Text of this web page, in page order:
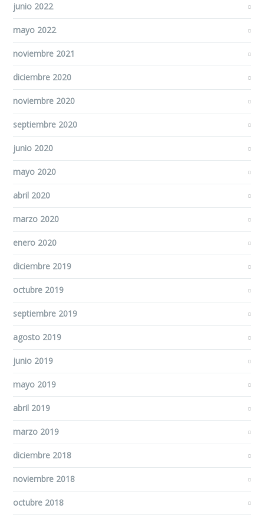
junio 2022
mayo 2022
noviembre 2021
diciembre 2020
noviembre 2020
septiembre 2020
junio 2020
mayo 2020
abril 2020
marzo 2020
enero 2020
diciembre 2019
octubre 2019
septiembre 2019
agosto 2019
junio 2019
mayo 2019
abril 2019
marzo 2019
diciembre 2018
noviembre 2018
octubre 2018